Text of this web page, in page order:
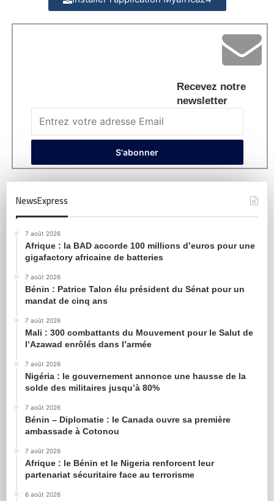
Recevez notre
newsletter
NewsExpress
7 août 2026
Afrique : la BAD accorde 100 millions d’euros pour une
gigafactory africaine de batteries
7 août 2026
Bénin : Patrice Talon élu président du Sénat pour un
mandat de cinq ans
7 août 2026
Mali : 300 combattants du Mouvement pour le Salut de
l’Azawad enrôlés dans l’armée
7 août 2026
Nigéria : le gouvernement annonce une hausse de la
solde des militaires jusqu’à 80%
7 août 2026
Bénin – Diplomatie : le Canada ouvre sa première
ambassade à Cotonou
7 août 2026
Afrique : le Bénin et le Nigeria renforcent leur
partenariat sécuritaire face au terrorisme
6 août 2026